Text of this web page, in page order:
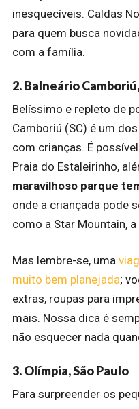
inesquecíveis. Caldas
para quem busca
com a família.
2. Balneário
Belíssimo e repleto de
Camboriú (SC) é um
com crianças. É
Praia do Estaleirinho,
maravilhoso parque
onde a criançada pode
como a Star Mountain,
Mas lembre-se, uma
muito bem planejada;
extras, roupas para
mais. Nossa dica é
não esquecer nada
3. Olímpia, São Paulo
Para surpreender os